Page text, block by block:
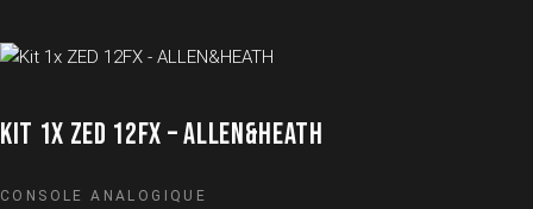
KIT 1X ZED 12FX – ALLEN&HEATH
CONSOLE ANALOGIQUE